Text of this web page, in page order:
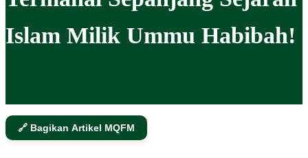
Islam Milik Ummu Habibah!
🔗 Bagikan Artikel MQFM